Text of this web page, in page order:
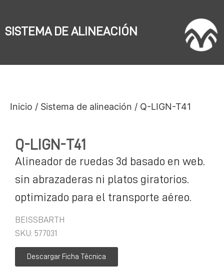
SISTEMA DE ALINEACIÓN
Inicio / Sistema de alineación / Q-LIGN-T41
Q-LIGN-T41
Alineador de ruedas 3d basado en web.
sin abrazaderas ni platos giratorios.
optimizado para el transporte aéreo.
BEISSBARTH
SKU: 577031
Descargar Ficha Técnica